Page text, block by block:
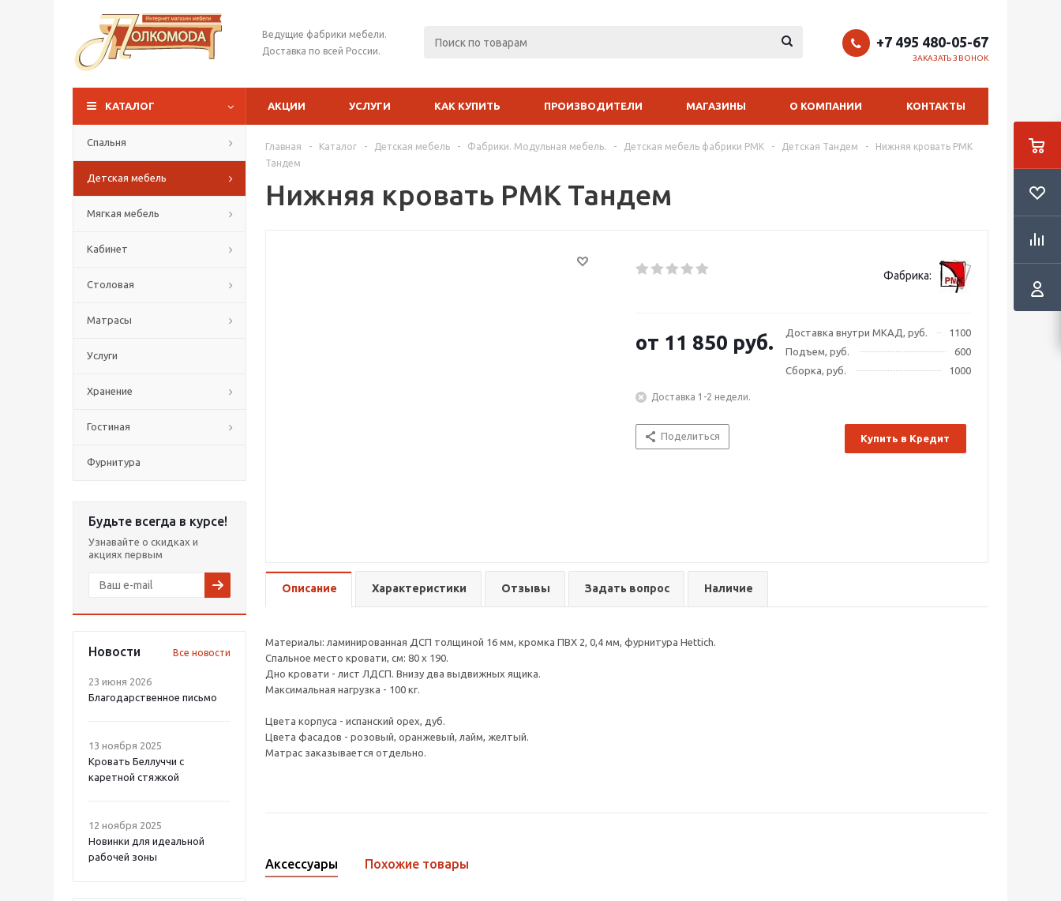
Ведущие фабрики мебели.
Доставка по всей России.
+7 495 480-05-67
ЗАКАЗАТЬ ЗВОНОК
КАТАЛОГ АКЦИИ УСЛУГИ КАК КУПИТЬ ПРОИЗВОДИТЕЛИ МАГАЗИНЫ О КОМПАНИИ КОНТАКТЫ
Спальня
Детская мебель
Мягкая мебель
Кабинет
Столовая
Матрасы
Услуги
Хранение
Гостиная
Фурнитура
Будьте всегда в курсе!
Узнавайте о скидках и
акциях первым
Новости Все новости
23 июня 2026
Благодарственное письмо
13 ноября 2025
Кровать Беллуччи с
каретной стяжкой
12 ноября 2025
Новинки для идеальной
рабочей зоны
Главная - Каталог - Детская мебель - Фабрики. Модульная мебель. - Детская мебель фабрики РМК - Детская Тандем -
Нижняя кровать РМК
Тандем
Нижняя кровать РМК Тандем
Фабрика:
Доставка внутри МКАД, руб.
1100
Подъем, руб.
600
Сборка, руб.
1000
от 11 850 руб.
Доставка 1-2 недели.
Поделиться Купить в Кредит
Описание Характеристики Отзывы Задать вопрос Наличие
Материалы: ламинированная ДСП толщиной 16 мм, кромка ПВХ 2, 0,4 мм, фурнитура Hettich.
Спальное место кровати, см: 80 х 190.
Дно кровати - лист ЛДСП. Внизу два выдвижных ящика.
Максимальная нагрузка - 100 кг.
Цвета корпуса - испанский орех, дуб.
Цвета фасадов - розовый, оранжевый, лайм, желтый.
Матрас заказывается отдельно.
Аксессуары Похожие товары